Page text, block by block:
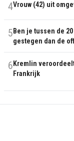
4Vrouw (42) uit
5 Ben je tussen de
gestegen dan de
6 Kremlin
Frankrijk